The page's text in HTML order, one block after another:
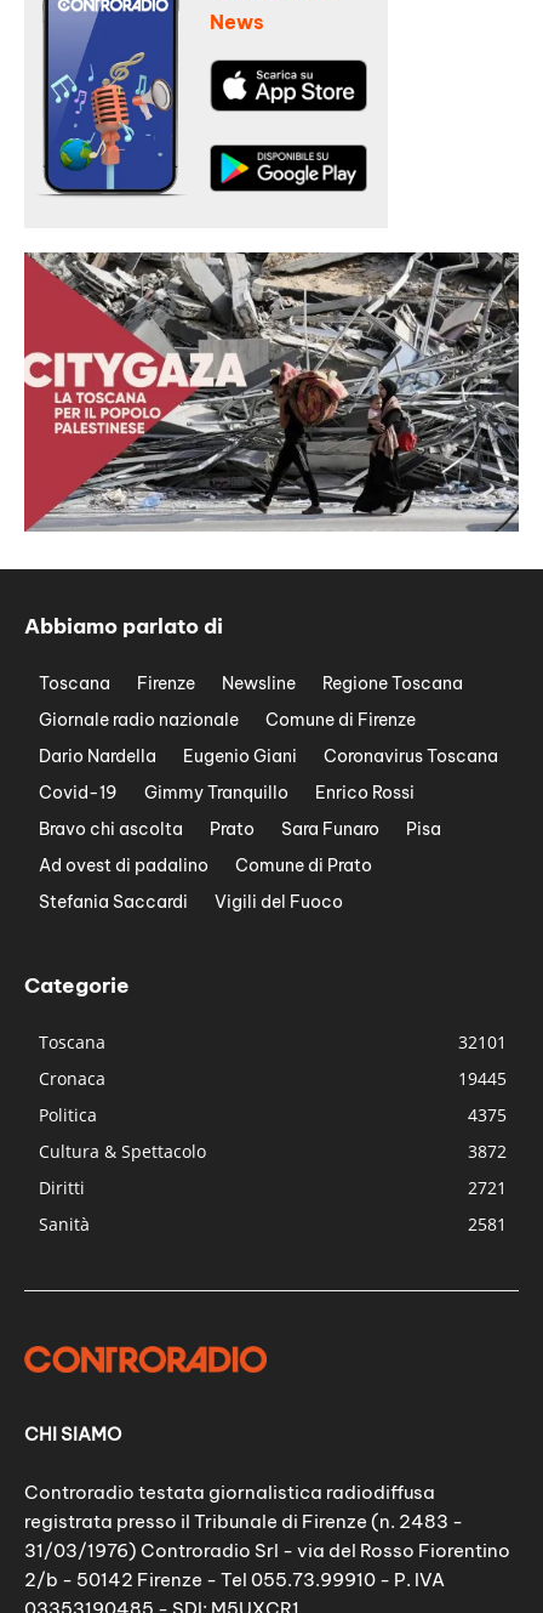
News
Abbiamo parlato di
Toscana Firenze Newsline
Regione Toscana
Giornale radio nazionale
Comune di Firenze
Dario Nardella
Eugenio Giani
Coronavirus Toscana
Covid-19
Gimmy Tranquillo
Enrico Rossi
Bravo chi ascolta
Prato Sara Funaro
Pisa
Ad ovest di padalino
Comune di Prato
Stefania Saccardi
Vigili del Fuoco
Categorie
Toscana
32101
Cronaca
19445
Politica
4375
Cultura & Spettacolo
3872
Diritti
2721
Sanità
2581
CHI SIAMO
Controradio testata giornalistica radiodiffusa
registrata presso il Tribunale di Firenze (n. 2483 -
31/03/1976) Controradio Srl - via del Rosso Fiorentino
2/b - 50142 Firenze - Tel 055.73.99910 - P. IVA